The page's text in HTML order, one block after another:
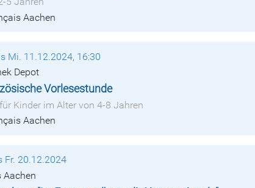
Aachen
Mi. 11.12.2024, 16:30
Depot
Vorlesestunde
Kinder im Alter von 4-8 Jahren
Aachen
Fr. 20.12.2024
Aachen